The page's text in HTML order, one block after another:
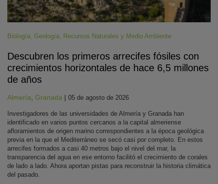
Biología Geología Recursos Naturales y Medio Ambiente
Descubren los primeros arrecifes fósiles con
crecimientos horizontales de hace 6,5 millones
de años
Almería Granada | 05 de agosto de 2026
Investigadores de las universidades de Almería y Granada han
identificado en varios puntos cercanos a la capital almeriense
afloramientos de origen marino correspondientes a la época geológica
previa en la que el Mediterráneo se secó casi por completo. En estos
arrecifes formados a casi 40 metros bajo el nivel del mar, la
transparencia del agua en ese entorno facilitó el crecimiento de corales
de lado a lado. Ahora aportan pistas para reconstruir la historia climática
del pasado.